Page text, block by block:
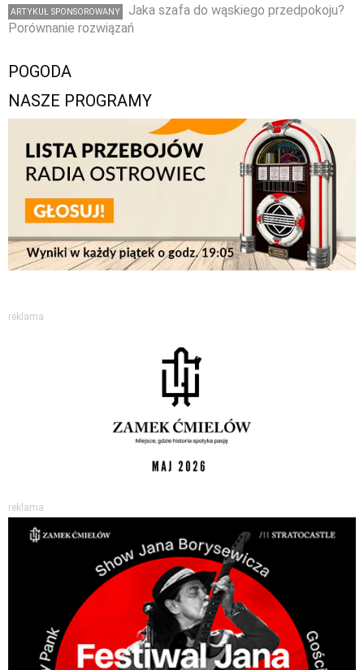
ARTYKUŁ SPONSOROWANY
Jaka szafa do wąskiego przedpokoju?
Porównanie rozwiązań
POGODA
NASZE PROGRAMY
reklama
reklama